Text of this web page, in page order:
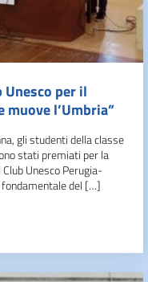
Unesco per il
muove l’Umbria”
gli studenti della classe
stati premiati per la
Unesco Perugia-
fondamentale del […]